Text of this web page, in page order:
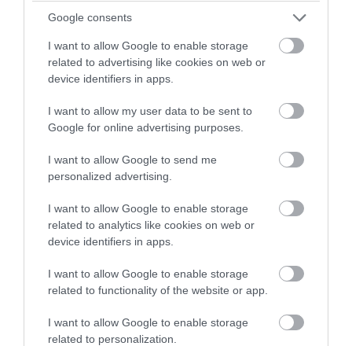
Google consents
I want to allow Google to enable storage
related to advertising like cookies on web or
device identifiers in apps.
I want to allow my user data to be sent to
Google for online advertising purposes.
I want to allow Google to send me
personalized advertising.
I want to allow Google to enable storage
related to analytics like cookies on web or
device identifiers in apps.
I want to allow Google to enable storage
related to functionality of the website or app.
I want to allow Google to enable storage
related to personalization.
PRONEWS.GR /ΦΥΣΗ
Η Γη αλλάζει εποχές – Οι επιστήμονες
μιλούν για «εποχή της ομίχλης» και
«εποχή των σκουπιδιών»
06.08.2026 | 15:45